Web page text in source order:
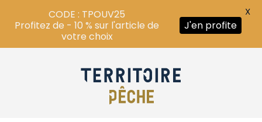
CODE : TPOUV25
Profitez de - 10 % sur l'article de
votre choix
J'en profite
X